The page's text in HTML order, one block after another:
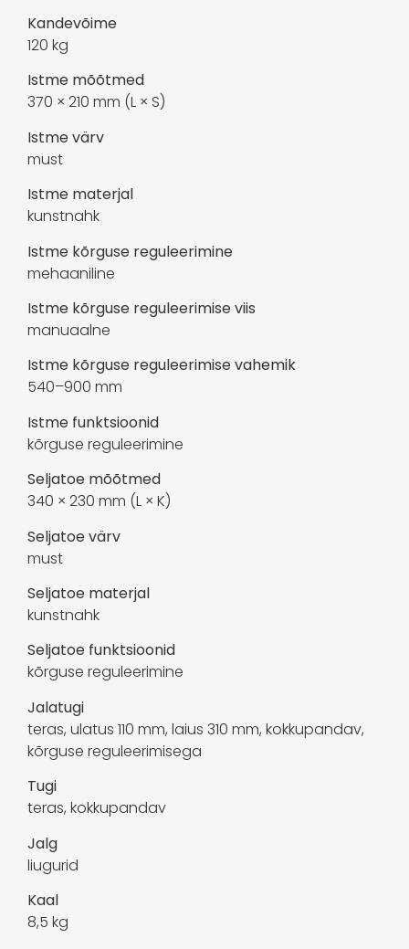
Kandevõime
120 kg
Istme mõõtmed
370 × 210 mm (L × S)
Istme värv
must
Istme materjal
kunstnahk
Istme kõrguse reguleerimine
mehaaniline
Istme kõrguse reguleerimise viis
manuaalne
Istme kõrguse reguleerimise vahemik
540–900 mm
Istme funktsioonid
kõrguse reguleerimine
Seljatoe mõõtmed
340 × 230 mm (L × K)
Seljatoe värv
must
Seljatoe materjal
kunstnahk
Seljatoe funktsioonid
kõrguse reguleerimine
Jalatugi
teras, ulatus 110 mm, laius 310 mm, kokkupandav,
kõrguse reguleerimisega
Tugi
teras, kokkupandav
Jalg
liugurid
Kaal
8,5 kg